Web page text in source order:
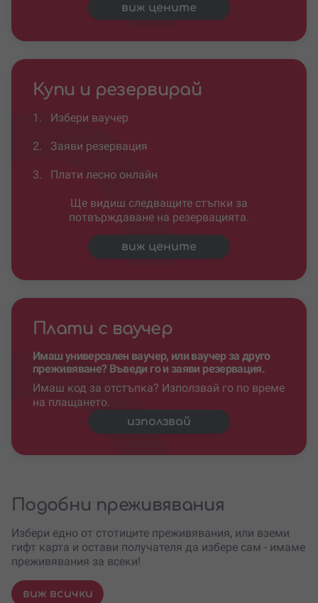
виж цените
Купи и резервирай
1. Избери ваучер
2. Заяви резервация
3. Плати лесно онлайн
Ще видиш следващите стъпки за
потвърждаване на резервацията.
виж цените
Плати с ваучер
Имаш универсален ваучер, или ваучер за друго
преживяване? Въведи го и заяви резервация.
Имаш код за отстъпка? Използвай го по време
на плащането.
използвай
Подобни преживявания
Избери едно от стотиците преживявания, или вземи
гифт карта и остави получателя да избере сам - имаме
преживявания за всеки!
виж всички